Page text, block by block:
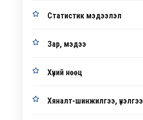
Статистик мэдээлэл
Зар, мэдээ
Хүний нөөц
Хяналт-шинжилгээ, үнэлгээ